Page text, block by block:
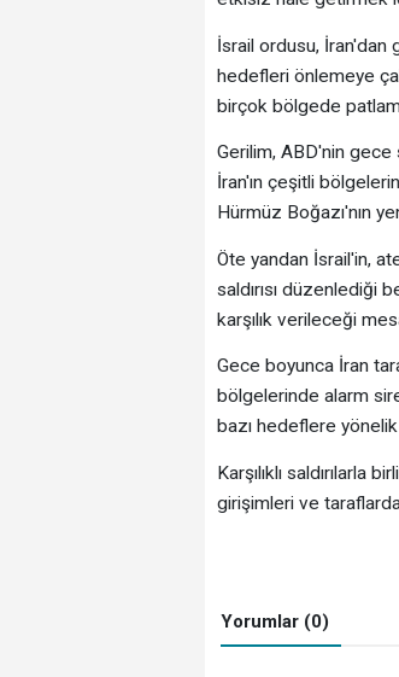
İsrail ordusu, İran'dan
hedefleri önlemeye
birçok bölgede
Gerilim, ABD'nin gece
İran'ın çeşitli
Hürmüz Boğazı'nın
Öte yandan İsrail'in,
saldırısı düzenlediği
karşılık verileceği
Gece boyunca İran
bölgelerinde alarm
bazı hedeflere
Karşılıklı
girişimleri ve
Yorumlar (0)